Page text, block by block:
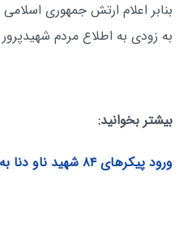
بنابر اعلام ارتش جمهوری
به زودی به اطلاع مردم
بیشتر بخوانید:
ورود پیکرهای ۸۴ شهید ناو دنا به بهشت زهرا